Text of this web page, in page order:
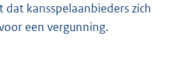
kansspelaanbieders zich
een vergunning.